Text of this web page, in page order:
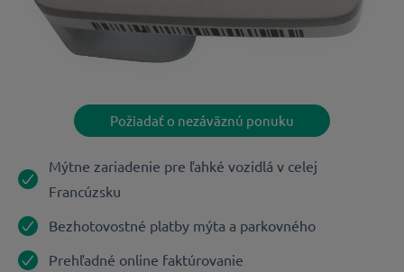
Požiadať o nezáväznú ponuku
Mýtne zariadenie pre ľahké vozidlá v celej
Francúzsku
Bezhotovostné platby mýta a parkovného
Prehľadné online faktúrovanie